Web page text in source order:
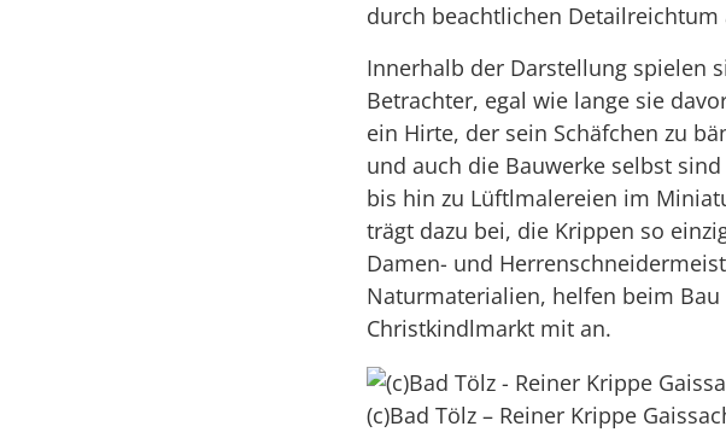
durch beachtlichen Detailreichtum
Innerhalb der Darstellung spielen
Betrachter, egal wie lange sie
ein Hirte, der sein Schäfchen zu
und auch die Bauwerke selbst
bis hin zu Lüftlmalereien im
trägt dazu bei, die Krippen so
Damen- und
Naturmaterialien, helfen beim
Christkindlmarkt mit an.
(c)Bad Tölz – Reiner Krippe